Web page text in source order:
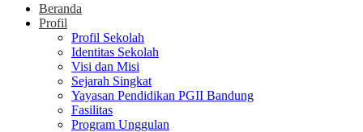
Beranda
Profil
Profil Sekolah
Identitas Sekolah
Visi dan Misi
Sejarah Singkat
Yayasan Pendidikan PGII Bandung
Fasilitas
Program Unggulan